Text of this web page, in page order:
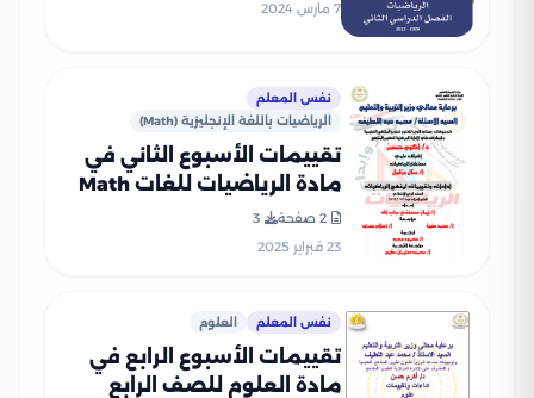
7 مارس 2024
نفس المعلم
الرياضيات باللغة الإنجليزية (Math)
تقييمات الأسبوع الثاني في
مادة الرياضيات للغات Math
للصف الرابع الإبتدائي الترم
الثاني 2025 بصيغة PDF
2 صفحة
3
23 فبراير 2025
نفس المعلم العلوم
تقييمات الأسبوع الرابع في
مادة العلوم للصف الرابع